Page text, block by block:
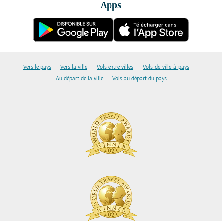
Apps
Vers le pays | Vers la ville | Vols entre villes | Vols-de-ville-à-pays |
Au départ de la ville | Vols au départ du pays